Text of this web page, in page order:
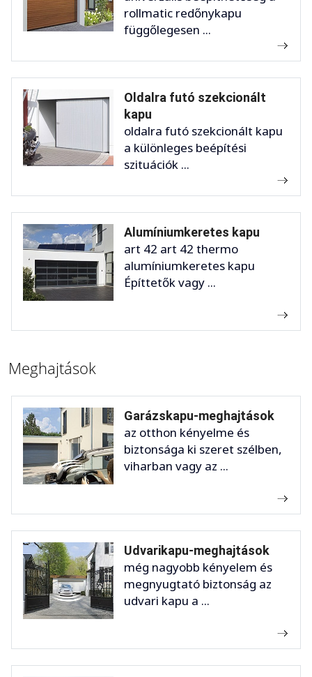
rollmatic redőnykapu
függőlegesen ...
Oldalra futó szekcionált
kapu
oldalra futó szekcionált kapu
a különleges beépítési
szituációk ...
Alumíniumkeretes kapu
art 42 art 42 thermo
alumíniumkeretes kapu
Építtetők vagy ...
Meghajtások
Garázskapu-meghajtások
az otthon kényelme és
biztonsága ki szeret szélben,
viharban vagy az ...
Udvarikapu-meghajtások
még nagyobb kényelem és
megnyugtató biztonság az
udvari kapu a ...